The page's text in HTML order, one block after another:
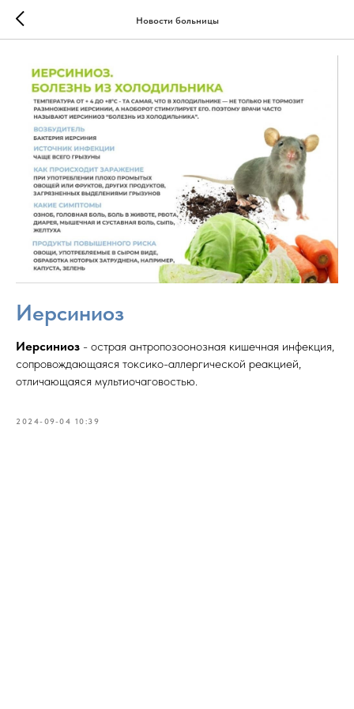
Новости больницы
Иерсиниоз
Иерсиниоз - острая антропозоонозная кишечная инфекция,
сопровождающаяся токсико-аллергической реакцией,
отличающаяся мультиочаговостью.
2024-09-04 10:39